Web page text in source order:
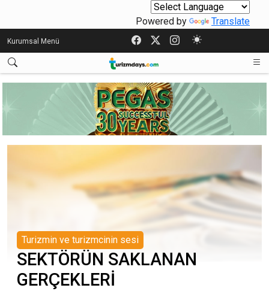
Powered by Translate
Kurumsal Menü
Turizmin ve turizmcinin sesi
SEKTÖRÜN SAKLANAN
GERÇEKLERİ